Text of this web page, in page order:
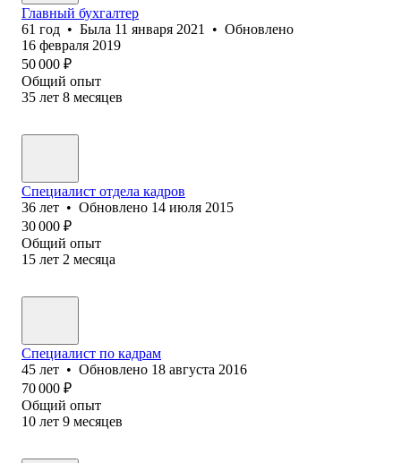
Главный бухгалтер
61 год • Была 11 января 2021 • Обновлено
16 февраля 2019
50 000 ₽
Общий опыт
35 лет 8 месяцев
Специалист отдела кадров
36 лет • Обновлено 14 июля 2015
30 000 ₽
Общий опыт
15 лет 2 месяца
Специалист по кадрам
45 лет • Обновлено 18 августа 2016
70 000 ₽
Общий опыт
10 лет 9 месяцев